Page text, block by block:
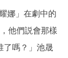
娜」在劇中的
他們説會那樣
了嗎？」池晟